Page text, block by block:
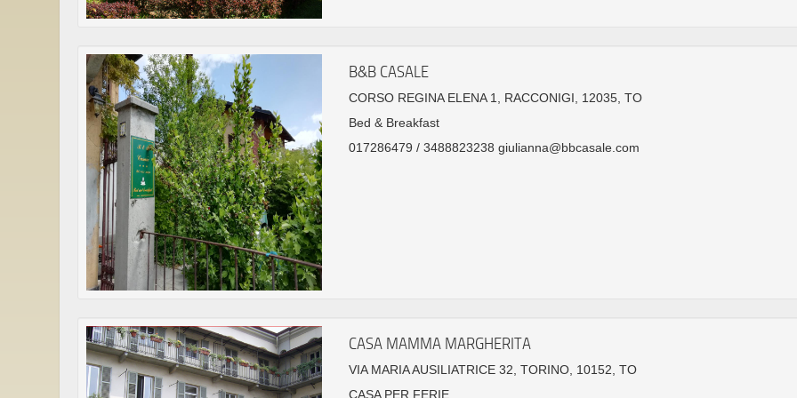
B&B CASALE
CORSO REGINA ELENA 1, RACCONIGI, 12035, TO
Bed & Breakfast
017286479 / 3488823238 giulianna@bbcasale.com
CASA MAMMA MARGHERITA
VIA MARIA AUSILIATRICE 32, TORINO, 10152, TO
CASA PER FERIE